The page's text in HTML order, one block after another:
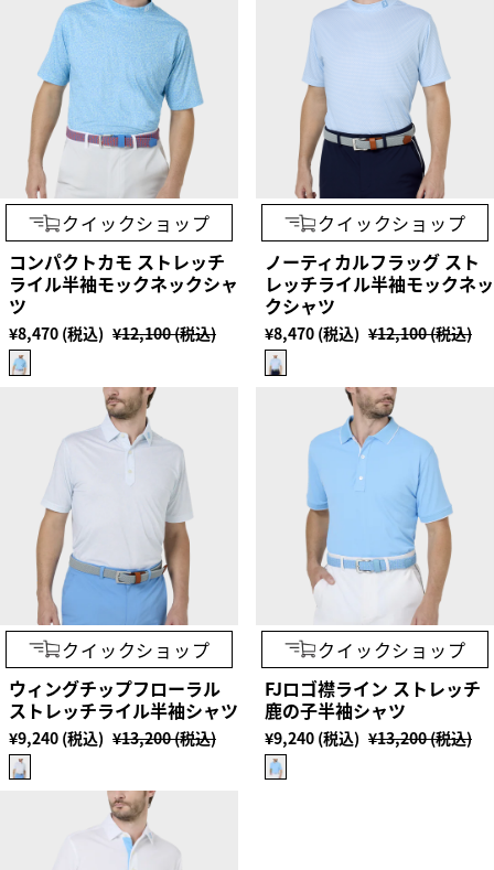
クイックショップ
コンパクトカモ ストレッチ
ライル半袖モックネックシャ
ツ
¥12,100 (税込)
¥8,470 (税込)
クイックショップ
ノーティカルフラッグ スト
レッチライル半袖モックネッ
クシャツ
¥12,100 (税込)
¥8,470 (税込)
クイックショップ
ウィングチップフローラル
ストレッチライル半袖シャツ
¥13,200 (税込)
¥9,240 (税込)
クイックショップ
FJロゴ襟ライン ストレッチ
鹿の子半袖シャツ
¥13,200 (税込)
¥9,240 (税込)